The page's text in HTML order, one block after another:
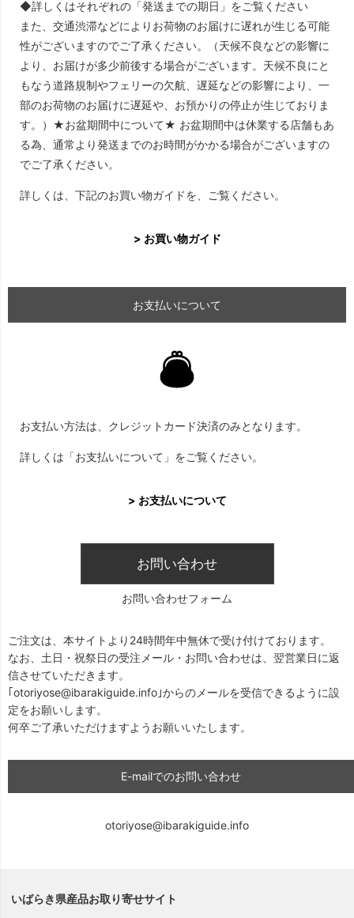
◆詳しくはそれぞれの「発送までの期日」をご覧ください
また、交通渋滞などによりお荷物のお届けに遅れが生じる可能
性がございますのでご了承ください。（天候不良などの影響に
より、お届けが多少前後する場合がございます。天候不良にと
もなう道路規制やフェリーの欠航、遅延などの影響により、一
部のお荷物のお届けに遅延や、お預かりの停止が生じておりま
す。）★お盆期間中について★ お盆期間中は休業する店舗もあ
る為、通常より発送までのお時間がかかる場合がございますの
でご了承ください。
詳しくは、下記のお買い物ガイドを、ご覧ください。
> お買い物ガイド
お支払いについて
お支払い方法は、クレジットカード決済のみとなります。
詳しくは「お支払いについて」をご覧ください。
> お支払いについて
お問い合わせ
お問い合わせフォーム
ご注文は、本サイトより24時間年中無休で受け付けております。
なお、土日・祝祭日の受注メール・お問い合わせは、翌営業日に返
信させていただきます。
｢otoriyose@ibarakiguide.info｣からのメールを受信できるように設
定をお願いします。
何卒ご了承いただけますようお願いいたします。
E-mailでのお問い合わせ
otoriyose@ibarakiguide.info
いばらき県産品お取り寄せサイト